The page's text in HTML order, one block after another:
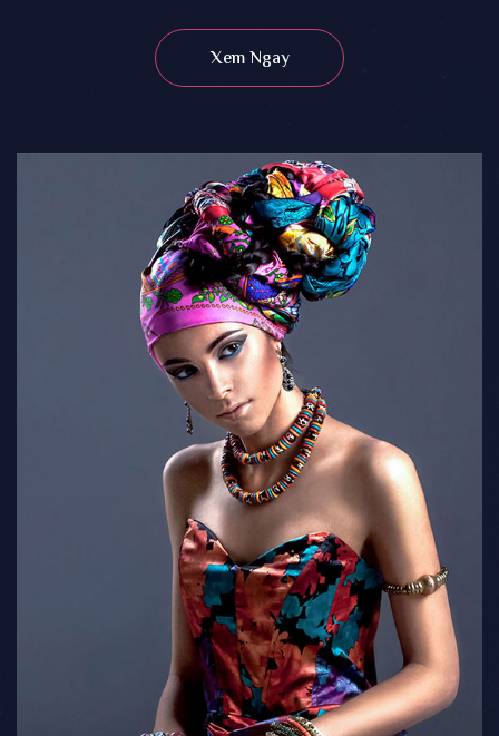
Xem Ngay